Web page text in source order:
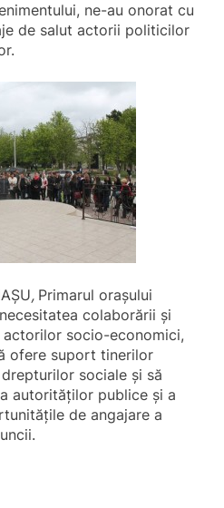
ne-au onorat cu
de salut actorii politicilor
, Primarul oraşului
colaborării şi
socio-economici,
ofere suport tinerilor
sociale şi să
autorităţilor publice şi a
de angajare a